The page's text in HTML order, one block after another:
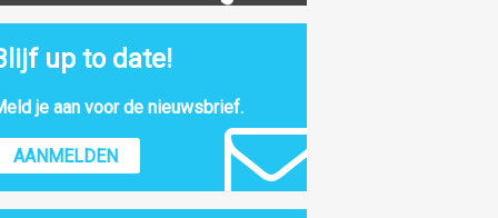
up to date!
je aan voor de nieuwsbrief.
AANMELDEN